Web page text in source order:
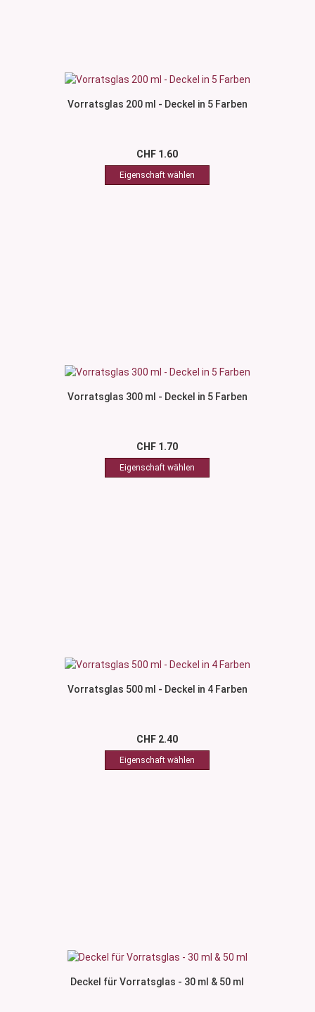
Vorratsglas 200 ml - Deckel in 5 Farben
CHF 1.60
Vorratsglas 300 ml - Deckel in 5 Farben
CHF 1.70
Vorratsglas 500 ml - Deckel in 4 Farben
CHF 2.40
Deckel für Vorratsglas - 30 ml & 50 ml